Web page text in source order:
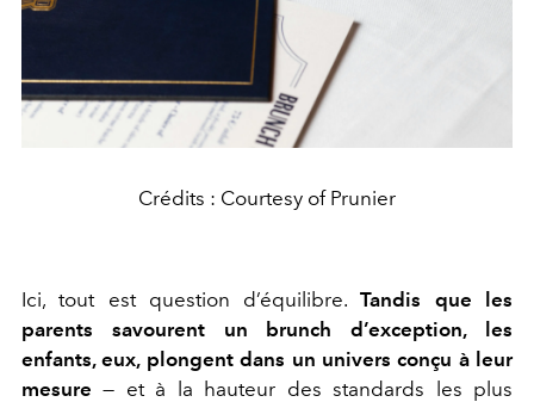
Crédits : Courtesy of Prunier
Ici, tout est question d’équilibre.Tandis que les
parents savourent un brunch d’exception, les
enfants, eux, plongent dans un univers conçu à leur
mesure— et à la hauteur des standards les plus